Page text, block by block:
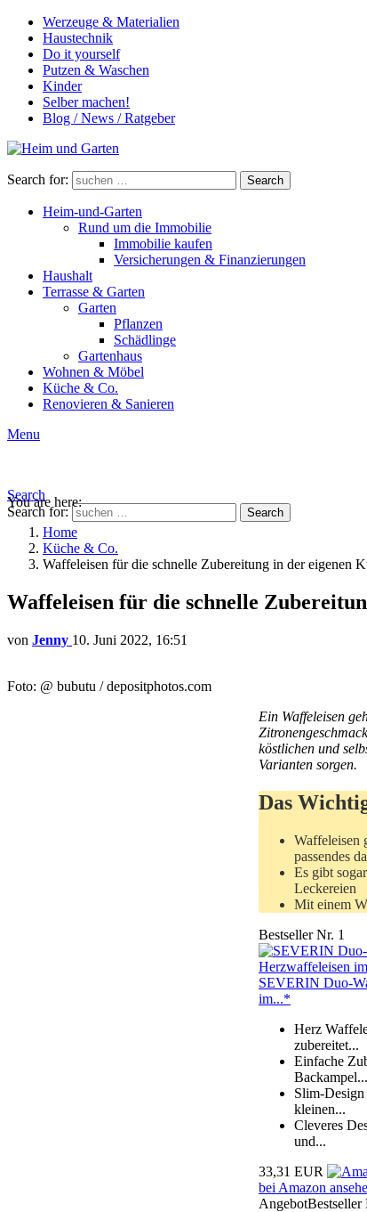
Werzeuge & Materialien
Haustechnik
Do it yourself
Putzen & Waschen
Kinder
Selber machen!
Blog / News / Ratgeber
Search for: Search
Heim-und-Garten
Rund um die Immobilie
Immobilie kaufen
Versicherungen & Finanzierungen
Haushalt
Terrasse & Garten
Garten
Pflanzen
Schädlinge
Gartenhaus
Wohnen & Möbel
Küche & Co.
Renovieren & Sanieren
Menu
Search
Search for:
Search
You are here:
Home
Küche & Co.
Waffeleisen für die schnelle Zubereitung in der eigenen
Waffeleisen für die schnelle
von Jenny 10. Juni 2022, 16:51
Foto: @ bubutu / depositphotos.com
Ein Waffeleisen
köstlichen und
Varianten sorgen.
Das
Waffeleisen
passendes
Es gibt
Leckereien
Mit einem
Bestseller Nr. 1
SEVERIN Duo-
im...*
Herz
zubereitet...
Einfache
Backampel...
Slim-Design
kleinen...
Cleveres
und...
33,31 EUR
bei Amazon
AngebotBestseller